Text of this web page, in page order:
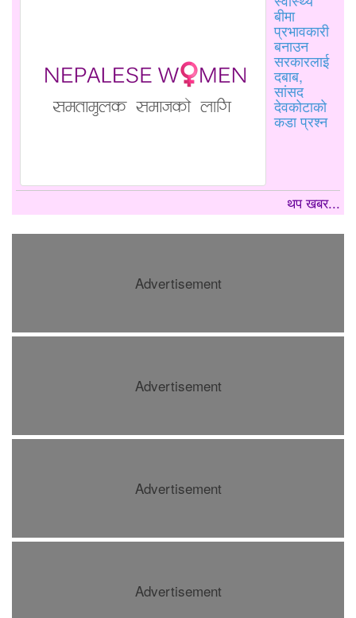
बीमा
प्रभावकारी
बनाउन
सरकारलाई
दबाब,
सांसद
देवकोटाको
कडा प्रश्न
थप खबर...
Advertisement
Advertisement
Advertisement
Advertisement